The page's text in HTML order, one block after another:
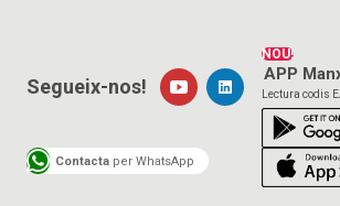
NOU!
APP
Lectura codis
Segueix-nos!
Contacta per WhatsApp